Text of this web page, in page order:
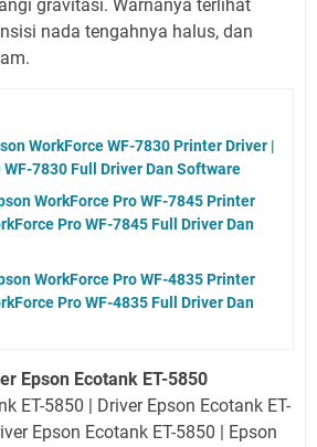
gravitasi. Warnanya terlihat
nada tengahnya halus, dan
WorkForce WF-7830 Printer Driver |
WF-7830 Full Driver Dan Software
WorkForce Pro WF-7845 Printer
Pro WF-7845 Full Driver Dan
WorkForce Pro WF-4835 Printer
Pro WF-4835 Full Driver Dan
Epson Ecotank ET-5850
ET-5850 | Driver Epson Ecotank ET-
Epson Ecotank ET-5850 | Epson